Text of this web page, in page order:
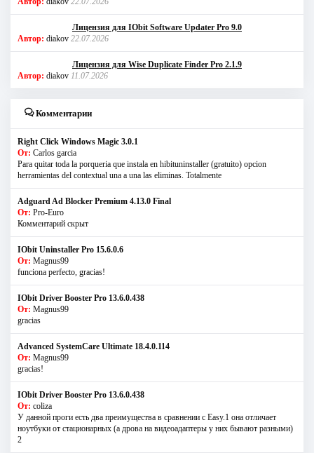
Лицензия для IObit Software Updater Pro 9.0
Автор: diakov 22.07.2026
Лицензия для Wise Duplicate Finder Pro 2.1.9
Автор: diakov 11.07.2026
Комментарии
Right Click Windows Magic 3.0.1
От: Carlos garcia
Para quitar toda la porqueria que instala en hibituninstaller (gratuito) opcion
herramientas del contextual una a una las eliminas. Totalmente
Adguard Ad Blocker Premium 4.13.0 Final
От: Pro-Euro
Комментарий скрыт
IObit Uninstaller Pro 15.6.0.6
От: Magnus99
funciona perfecto, gracias!
IObit Driver Booster Pro 13.6.0.438
От: Magnus99
gracias
Advanced SystemCare Ultimate 18.4.0.114
От: Magnus99
gracias!
IObit Driver Booster Pro 13.6.0.438
От: coliza
У данной проги есть два преимущества в сравнении с Easy.1 она отличает
ноутбуки от стационарных (а дрова на видеоадаптеры у них бывают разными)
2